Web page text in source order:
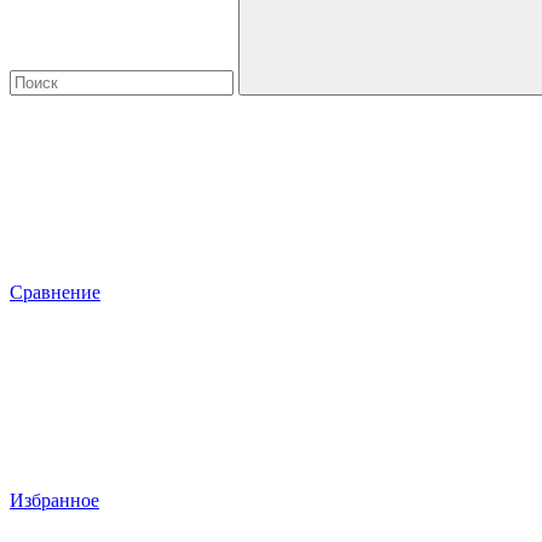
Сравнение
Избранное